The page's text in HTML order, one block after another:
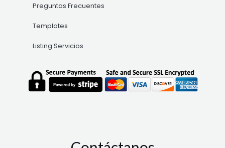
Preguntas Frecuentes
Templates
Listing Servicios